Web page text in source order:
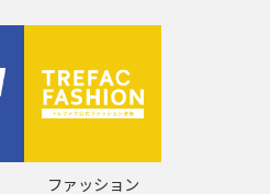
ファッション